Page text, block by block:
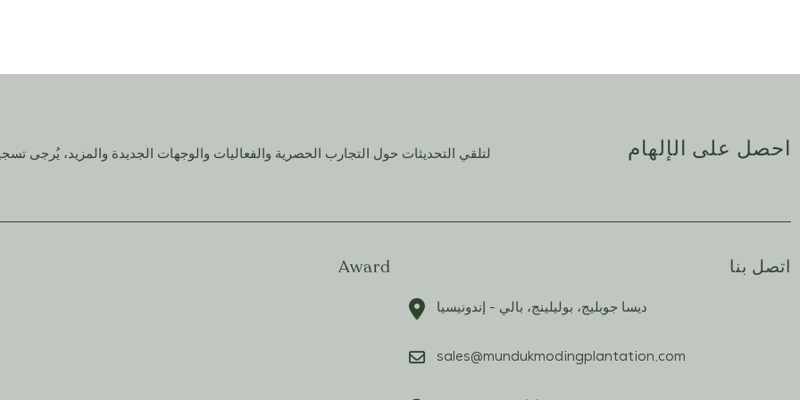
احصل على الإلهام لتلقي التحديثات حول التجارب الحصرية والفعاليات والوجهات الجديدة والمزيد، يُرجى
اتصل بنا
ديسا جوبليج، بوليلينج، بالي - إندونيسيا
sales@mundukmodingplantation.com
Award